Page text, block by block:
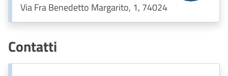
Via Fra Benedetto Margarito, 1, 74024
Contatti